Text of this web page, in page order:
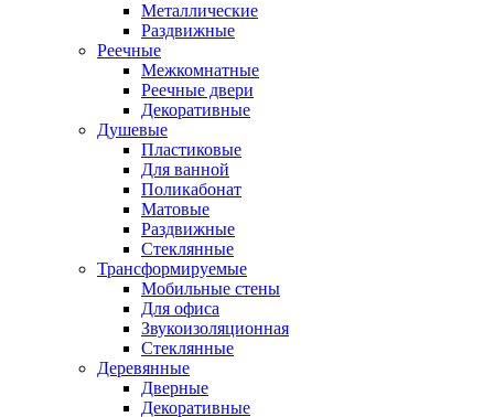
Металлические
Раздвижные
Реечные
Межкомнатные
Реечные двери
Декоративные
Душевые
Пластиковые
Для ванной
Поликабонат
Матовые
Раздвижные
Стеклянные
Трансформируемые
Мобильные стены
Для офиса
Звукоизоляционная
Стеклянные
Деревянные
Дверные
Декоративные